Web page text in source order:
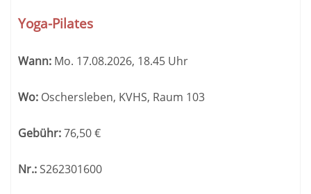
Yoga-Pilates
Wann: Mo. 17.08.2026, 18.45 Uhr
Wo: Oschersleben, KVHS, Raum 103
Gebühr:76,50€
Nr.:S262301600